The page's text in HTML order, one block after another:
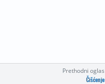
Prethodni oglas
Čišćenje